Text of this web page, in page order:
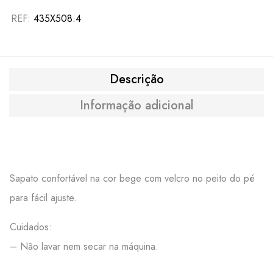
REF: 435X508.4
Descrição
Informação adicional
Sapato confortável na cor bege com velcro no peito do pé
para fácil ajuste.
Cuidados:
– Não lavar nem secar na máquina.